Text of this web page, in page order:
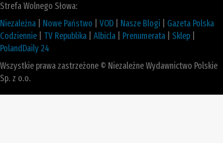
Strefa Wolnego Słowa:
Niezależna
Nowe Państwo VOD Nasze Blogi
Gazeta Polska
Codziennie
TV Republika Albicla Prenumerata Sklep
PolandDaily 24
Wszystkie prawa zastrzeżone © Niezależne Wydawnictwo Polskie
Sp. z o.o.